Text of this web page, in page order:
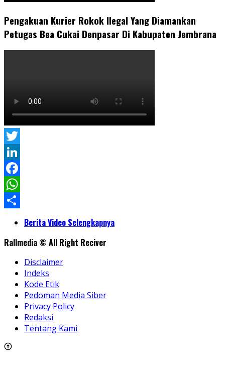
Pengakuan Kurier Rokok Ilegal Yang Diamankan
Petugas Bea Cukai Denpasar Di Kabupaten Jembrana
Twitter
LinkedIn
Facebook
WhatsApp
ShareBerita Video Selengkapnya
Rallmedia © All Right Reciver
Disclaimer
Indeks
Kode Etik
Pedoman Media Siber
Privacy Policy
Redaksi
Tentang Kami